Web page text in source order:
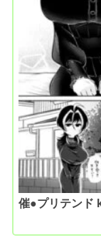
催●プリテンド